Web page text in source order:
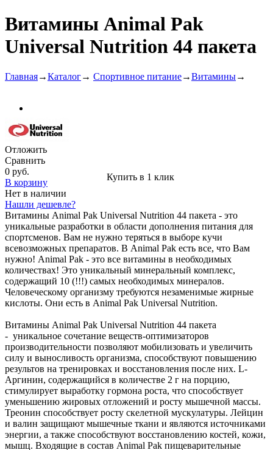
Витамины Animal Pak
Universal Nutrition 44 пакета
Главная→Каталог→ Спортивное питание→Витамины→
Отложить
Сравнить
0 руб.
В корзину
Купить в 1 клик
Нет в наличии
Нашли дешевле?
Витамины Animal Pak Universal Nutrition 44 пакета - это
уникальные разработки в области дополнения питания для
спортсменов. Вам не нужно теряться в выборе кучи
всевозможных препаратов. В Animal Pak есть все, что Вам
нужно! Animal Pak - это все витамины в необходимых
количествах! Это уникальный минеральный комплекс,
содержащий 10 (!!!) самых необходимых минералов.
Человеческому организму требуются незаменимые жирные
кислоты. Они есть в Animal Pak Universal Nutrition.
Витамины Animal Pak Universal Nutrition 44 пакета
- уникальное сочетание веществ-оптимизаторов
производительности позволяют мобилизовать и увеличить
силу и выносливость организма, способствуют повышению
результов на тренировках и восстановления после них. L-
Аргинин, содержащийся в количестве 2 г на порцию,
стимулирует выработку гормона роста, что способствует
уменьшению жировых отложений и росту мышечной массы.
Треонин способствует росту скелетной мускулатуры. Лейцин
и валин защищают мышечные ткани и являются источниками
энергии, а также способствуют восстановлению костей, кожи,
мышц. Входящие в состав Animal Pak пищеварительные